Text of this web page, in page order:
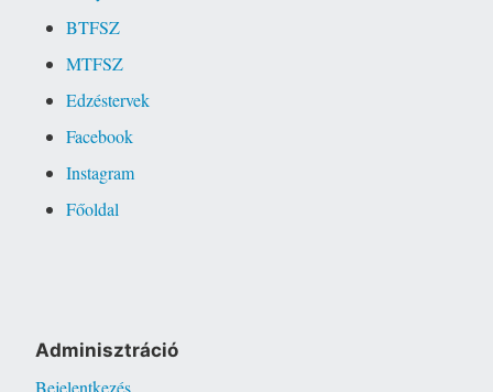
BTFSZ
MTFSZ
Edzéstervek
Facebook
Instagram
Főoldal
Adminisztráció